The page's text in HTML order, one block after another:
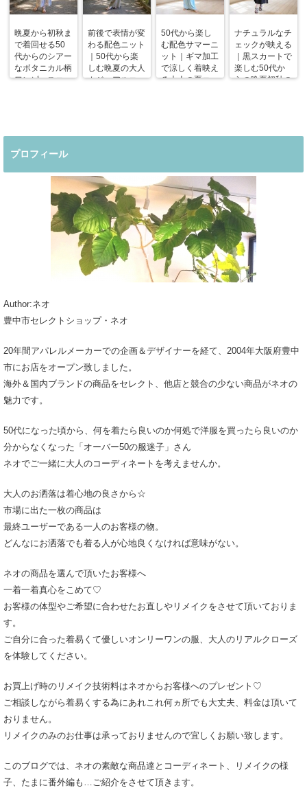
晩夏から初秋ま
で着回せる50
代からのシアー
なボタニカル柄
ワンピースコー
前後で表情が変
わる配色ニット
｜50代から楽
しむ晩夏の大人
カジュアルコー
50代から楽し
む配色サマーニ
ット｜ギマ加工
で涼しく着映え
る大人の夏コー
ナチュラルなチ
ェックが映える
｜黒スカートで
楽しむ50代か
らの晩夏初秋の
プロフィール
Author:ネオ
豊中市セレクトショップ・ネオ
20年間アパレルメーカーでの企画＆デザイナーを経て、2004年大阪府豊中
市にお店をオープン致しました。
海外＆国内ブランドの商品をセレクト、他店と競合の少ない商品がネオの
魅力です。
50代になった頃から、何を着たら良いのか何処で洋服を買ったら良いのか
分からなくなった「オーバー50の服迷子」さん
ネオでご一緒に大人のコーディネートを考えませんか。
大人のお洒落は着心地の良さから☆
市場に出た一枚の商品は
最終ユーザーである一人のお客様の物。
どんなにお洒落でも着る人が心地良くなければ意味がない。
ネオの商品を選んで頂いたお客様へ
一着一着真心をこめて♡
お客様の体型やご希望に合わせたお直しやリメイクをさせて頂いておりま
す。
ご自分に合った着易くて優しいオンリーワンの服、大人のリアルクローズ
を体験してください。
お買上げ時のリメイク技術料はネオからお客様へのプレゼント♡
ご相談しながら着易くする為にあれこれ何ヵ所でも大丈夫、料金は頂いて
おりません。
リメイクのみのお仕事は承っておりませんので宜しくお願い致します。
このブログでは、ネオの素敵な商品達とコーディネート、リメイクの様
子、たまに番外編も…ご紹介をさせて頂きます。